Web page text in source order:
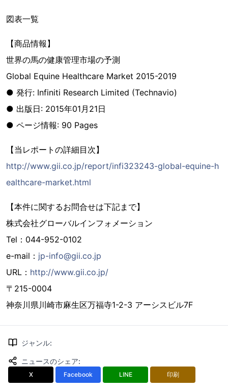
図表一覧
【商品情報】
世界の馬の健康管理市場の予測
Global Equine Healthcare Market 2015-2019
● 発行: Infiniti Research Limited (Technavio)
● 出版日: 2015年01月21日
● ページ情報: 90 Pages
【当レポートの詳細目次】
http://www.gii.co.jp/report/infi323243-global-equine-h
ealthcare-market.html
【本件に関するお問合せは下記まで】
株式会社グローバルインフォメーション
Tel：044-952-0102
e-mail： jp-info@gii.co.jp
URL： http://www.gii.co.jp/
〒215-0004
神奈川県川崎市麻生区万福寺1-2-3 アーシスビル7F
ジャンル:
ニュースのシェア:
X Facebook LINE 印刷